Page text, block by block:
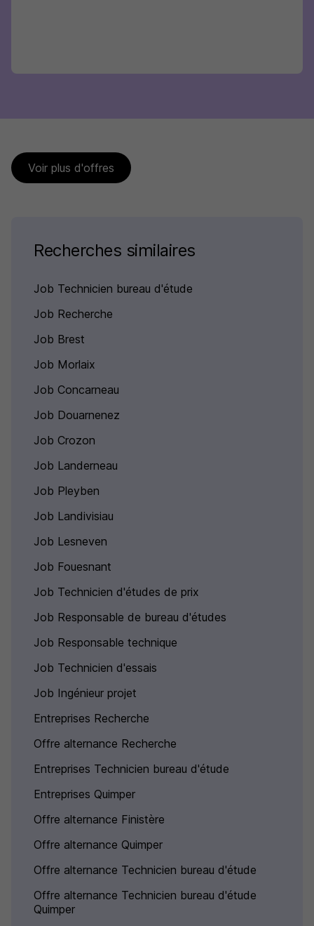
Voir plus d'offres
Recherches similaires
Job Technicien bureau d'étude
Job Recherche
Job Brest
Job Morlaix
Job Concarneau
Job Douarnenez
Job Crozon
Job Landerneau
Job Pleyben
Job Landivisiau
Job Lesneven
Job Fouesnant
Job Technicien d'études de prix
Job Responsable de bureau d'études
Job Responsable technique
Job Technicien d'essais
Job Ingénieur projet
Entreprises Recherche
Offre alternance Recherche
Entreprises Technicien bureau d'étude
Entreprises Quimper
Offre alternance Finistère
Offre alternance Quimper
Offre alternance Technicien bureau d'étude
Offre alternance Technicien bureau d'étude
Quimper